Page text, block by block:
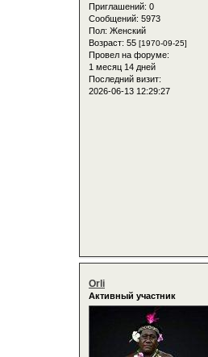
Приглашений: 0
Сообщений: 5973
Пол: Женский
Возраст: 55 [1970-09-25]
Провел на форуме:
1 месяц 14 дней
Последний визит:
2026-06-13 12:29:27
Orli
Активный участник